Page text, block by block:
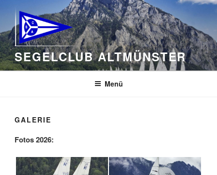
Inhalt
springen
SEGELCLUB ALTMÜNSTER
Menü
GALERIE
Fotos 2026: